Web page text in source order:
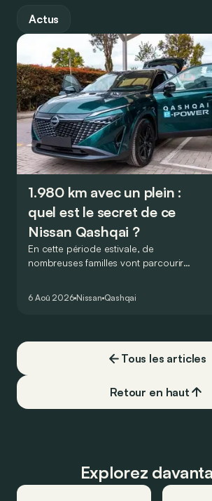
Actus
1.980 km avec un plein :
quel est le secret de ce
Nissan Qashqai ?
En cette période estivale, de
nombreuses familles vont parcourir
Qashqai e-Power, il serait possible de
6 Aoû 2026 Nissan Qashqai
Tous les articles
Retour en haut
Explorez